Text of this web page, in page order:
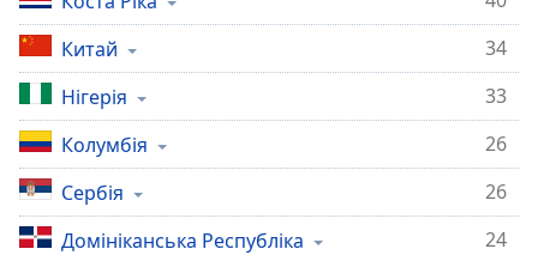
Китай
34
Нігерія
33
Колумбія
26
Сербія
26
Домініканська Республіка
24